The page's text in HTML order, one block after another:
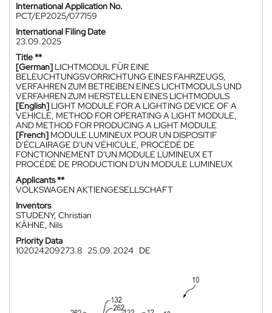
International Application No.
PCT/EP2025/077159
International Filing Date
23.09.2025
Title **
[German] LICHTMODUL FÜR EINE
BELEUCHTUNGSVORRICHTUNG EINES FAHRZEUGS,
VERFAHREN ZUM BETREIBEN EINES LICHTMODULS UND
VERFAHREN ZUM HERSTELLEN EINES LICHTMODULS
[English] LIGHT MODULE FOR A LIGHTING DEVICE OF A
VEHICLE, METHOD FOR OPERATING A LIGHT MODULE,
AND METHOD FOR PRODUCING A LIGHT MODULE
[French] MODULE LUMINEUX POUR UN DISPOSITIF
D'ÉCLAIRAGE D'UN VÉHICULE, PROCÉDÉ DE
FONCTIONNEMENT D'UN MODULE LUMINEUX ET
PROCÉDÉ DE PRODUCTION D'UN MODULE LUMINEUX
Applicants **
VOLKSWAGEN AKTIENGESELLSCHAFT
Inventors
STUDENY, Christian
KÄHNE, Nils
Priority Data
102024209273.8 25.09.2024 DE